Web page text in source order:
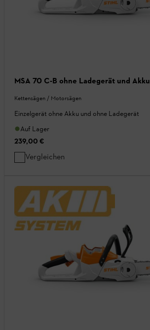
MSA 70 C-B ohne Ladegerät und Akku
Kettensägen / Motorsägen
Einzelgerät ohne Akku und ohne Ladegerät
Auf Lager
239,00 €
Vergleichen